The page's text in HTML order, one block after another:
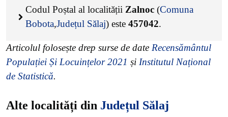
Codul Poștal al localității Zalnoc (Comuna
Bobota,Județul Sălaj) este 457042.
Articolul folosește drep surse de date Recensământul
Populației Și Locuințelor 2021 și Institutul Național
de Statistică.
Alte localități din Județul Sălaj